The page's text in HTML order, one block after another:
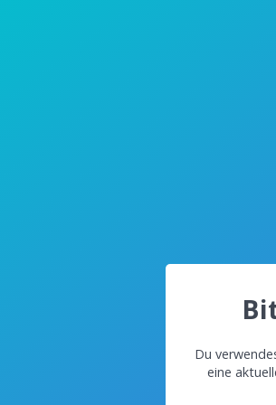
Du
eine